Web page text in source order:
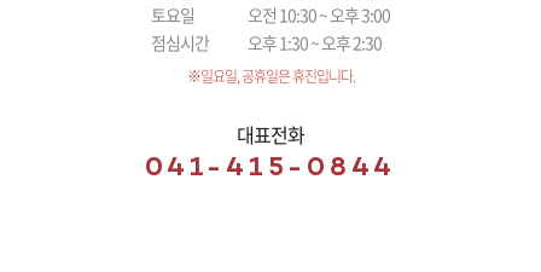
토요일
오전 10:30 ~ 오후 3:00
점심시간
오후 1:30 ~ 오후 2:30
※일요일, 공휴일은 휴진입니다.
대표전화
041-415-0844